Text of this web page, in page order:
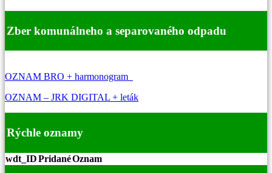
Zber komunálneho a separovaného odpadu
OZNAM BRO + harmonogram
OZNAM – JRK DIGITAL + leták
Rýchle oznamy
wdt_IDPridanéOznam